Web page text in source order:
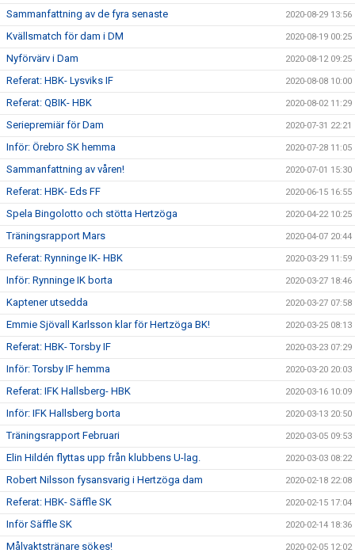
Sammanfattning av de fyra senaste 2020-08-29 13:56
Kvällsmatch för dam i DM 2020-08-19 00:25
Nyförvärv i Dam 2020-08-12 09:25
Referat: HBK- Lysviks IF 2020-08-08 10:00
Referat: QBIK- HBK 2020-08-02 11:29
Seriepremiär för Dam 2020-07-31 22:21
Inför: Örebro SK hemma 2020-07-28 11:05
Sammanfattning av våren! 2020-07-01 15:30
Referat: HBK- Eds FF 2020-06-15 16:55
Spela Bingolotto och stötta Hertzöga 2020-04-22 10:25
Träningsrapport Mars 2020-04-07 20:44
Referat: Rynninge IK- HBK 2020-03-29 11:59
Inför: Rynninge IK borta 2020-03-27 18:46
Kaptener utsedda 2020-03-27 07:58
Emmie Sjövall Karlsson klar för Hertzöga BK! 2020-03-25 08:13
Referat: HBK- Torsby IF 2020-03-23 07:29
Inför: Torsby IF hemma 2020-03-20 20:03
Referat: IFK Hallsberg- HBK 2020-03-16 10:09
Inför: IFK Hallsberg borta 2020-03-13 20:50
Träningsrapport Februari 2020-03-05 09:53
Elin Hildén flyttas upp från klubbens U-lag. 2020-03-03 08:22
Robert Nilsson fysansvarig i Hertzöga dam 2020-02-18 22:08
Referat: HBK- Säffle SK 2020-02-15 17:04
Inför Säffle SK 2020-02-14 18:36
Målvaktstränare sökes! 2020-02-05 12:02